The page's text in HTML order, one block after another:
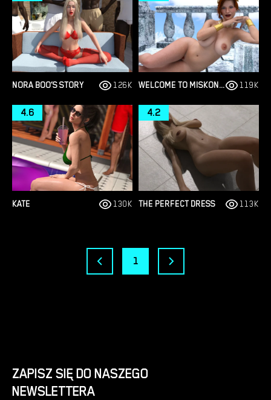
NORA BOO’S STORY 126K WELCOME TO MISKONYOS 119K
KATE
4.6
130K THE PERFECT DRESS
4.2
113K
1
ZAPISZ SIĘ DO NASZEGO
NEWSLETTERA